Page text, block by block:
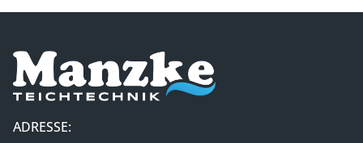
ADRESSE: